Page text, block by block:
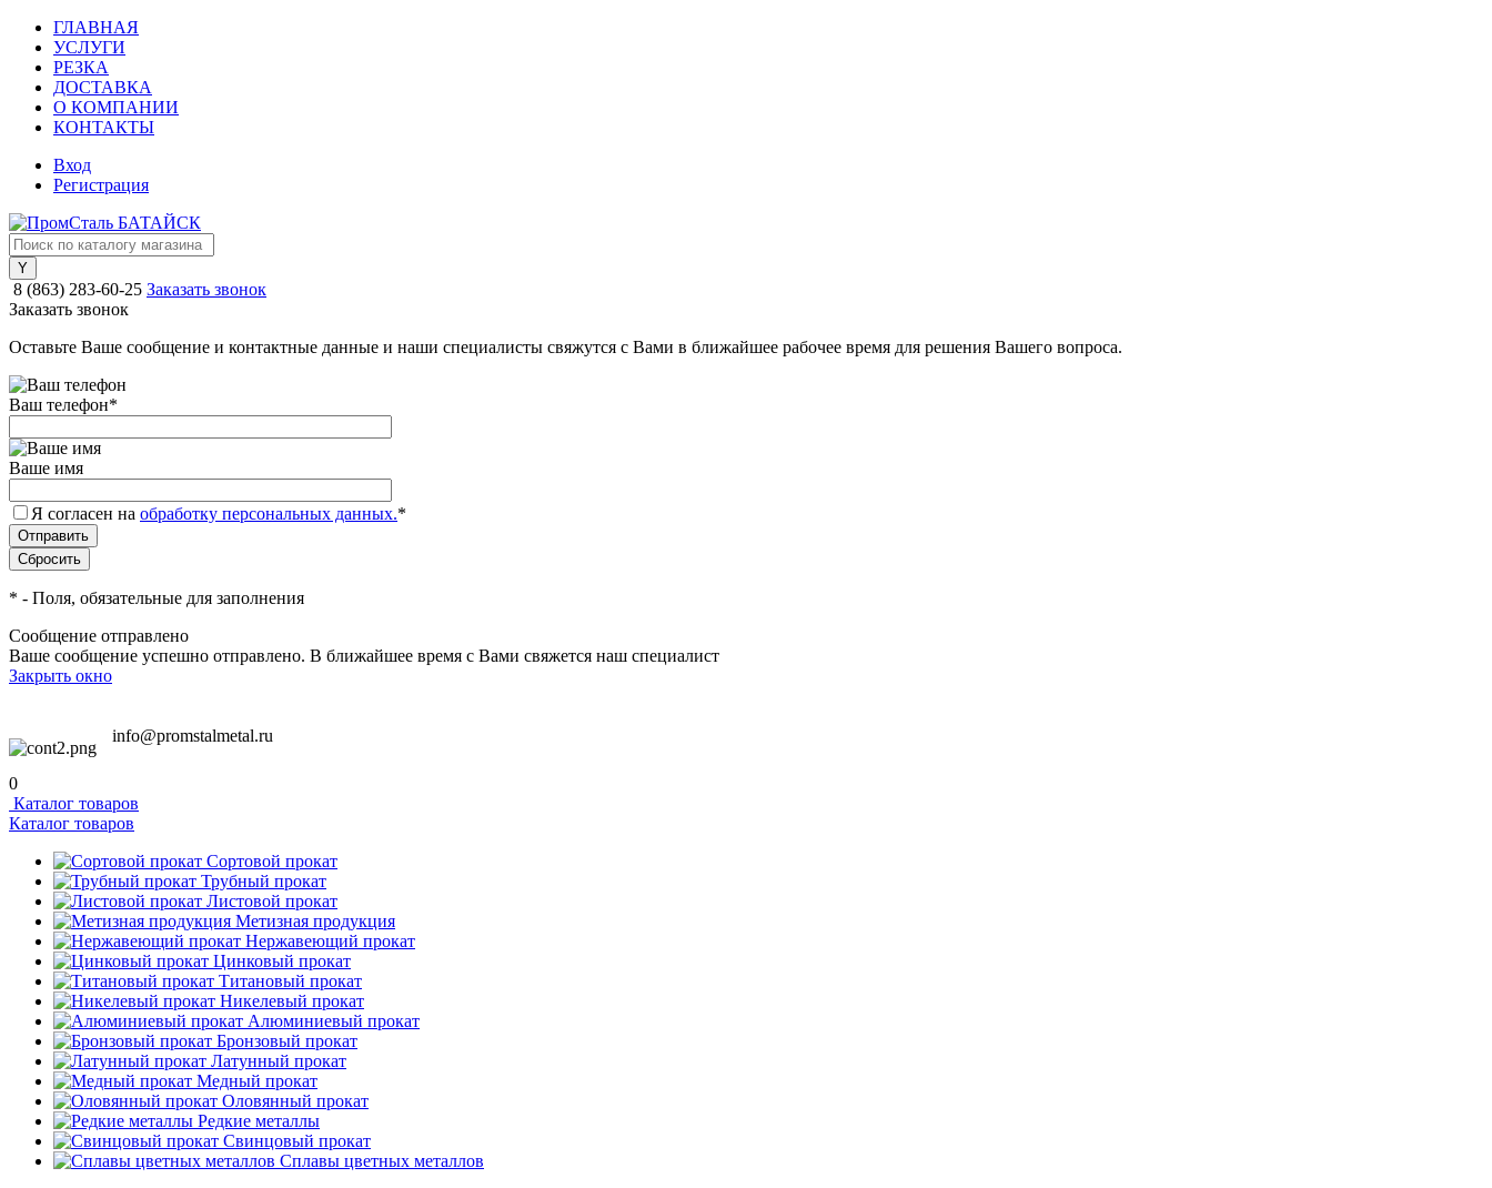
ГЛАВНАЯ
УСЛУГИ
РЕЗКА
ДОСТАВКА
О КОМПАНИИ
КОНТАКТЫ
Вход
Регистрация
8 (863) 283-60-25 Заказать звонок
Заказать звонок
Оставьте Ваше сообщение и контактные данные и наши специалисты свяжутся с Вами в ближайшее рабочее время для решения Вашего вопроса.
Ваш телефон*
Ваше имя
Я согласен на обработку персональных данных.*
* - Поля, обязательные для заполнения
Сообщение отправлено
Ваше сообщение успешно отправлено. В ближайшее время с Вами свяжется наш специалист
Закрыть окно
info@promstalmetal.ru
0
Каталог товаров
Каталог товаров
Сортовой прокат
Трубный прокат
Листовой прокат
Метизная продукция
Нержавеющий прокат
Цинковый прокат
Титановый прокат
Никелевый прокат
Алюминиевый прокат
Бронзовый прокат
Латунный прокат
Медный прокат
Оловянный прокат
Редкие металлы
Свинцовый прокат
Сплавы цветных металлов